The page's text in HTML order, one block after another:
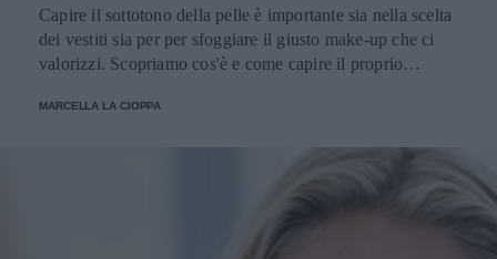
Capire il sottotono della pelle è importante sia nella scelta
dei vestiti sia per per sfoggiare il giusto make-up che ci
valorizzi. Scopriamo cos'è e come capire il proprio
MARCELLA LA CIOPPA